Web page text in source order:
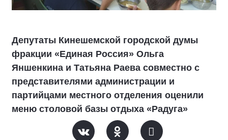
Депутаты Кинешемской городской думы
фракции «Единая Россия» Ольга
Яншенкина и Татьяна Раева совместно с
представителями администрации и
партийцами местного отделения оценили
меню столовой базы отдыха «Радуга»